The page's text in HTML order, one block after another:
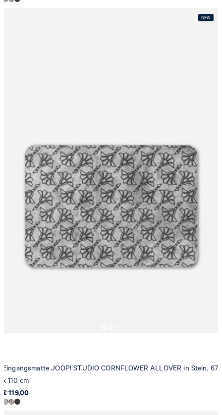
Eingangsmatte JOOP! STUDIO CORNFLOWER ALLOVER in Stein, 67
x 110 cm
€ 119,00